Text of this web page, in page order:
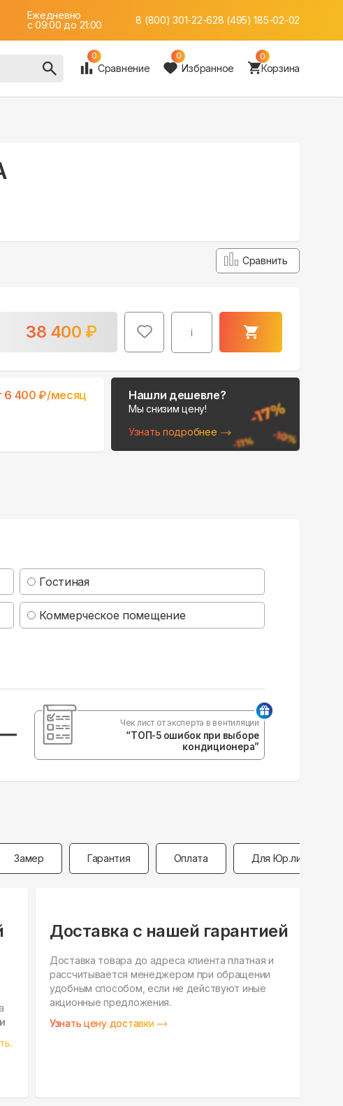
Ежедневно
c 09:00 до 21:00
8 (800) 301-22-628 (495) 185-02-02
0
Сравнение
0
Избранное
0
Корзина
Поможем выбрать
место для монтажа:
Сравнить
38 400 ₽ i
6 400 ₽/месяц Нашли дешевле?
Мы снизим цену!
Узнать подробнее
Гостиная
Коммерческое помещение
Чек лист от эксперта в вентиляции
“ТОП-5 ошибок при выборе
кондиционера”
Замер Гарантия Оплата Для Юр.лиц
Доставка с нашей гарантией
Доставка товара до адреса клиента платная и
рассчитывается менеджером при обращении
удобным способом, если не действуют иные
акционные предложения.
Узнать цену доставки